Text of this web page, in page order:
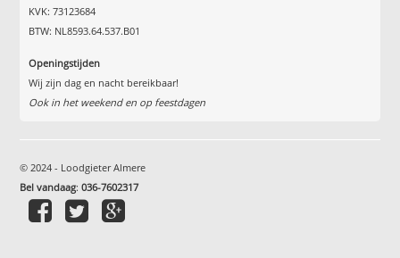
KVK: 73123684
BTW: NL8593.64.537.B01
Openingstijden
Wij zijn dag en nacht bereikbaar!
Ook in het weekend en op feestdagen
© 2024 - Loodgieter Almere
Bel vandaag:036-7602317